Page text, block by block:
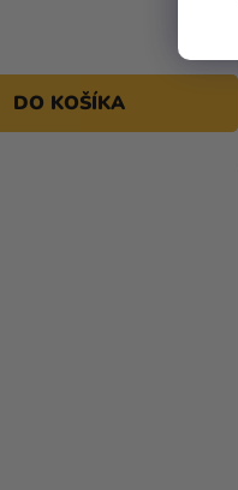
DO KOŠÍKA